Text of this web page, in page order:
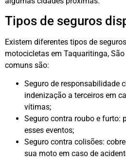
Tipos de seguros
Existem diferentes tipos de
motocicletas em Taquaritinga,
comuns são:
Seguro de responsabilidade
indenização a terceiros em
vítimas;
Seguro contra roubo e furto:
esses eventos;
Seguro contra colisões:
sua moto em caso de